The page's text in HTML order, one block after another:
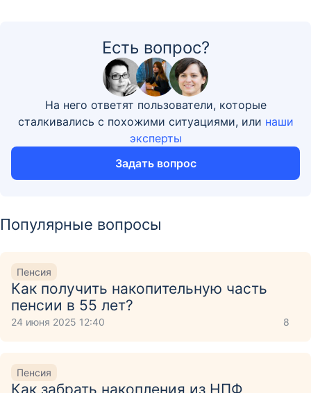
Есть вопрос?
На него ответят пользователи, которые
сталкивались с похожими ситуациями, или наши
эксперты
Задать вопрос
Популярные вопросы
Пенсия
Как получить накопительную часть
пенсии в 55 лет?
24 июня 2025 12:40 8
Пенсия
Как забрать накопления из НПФ